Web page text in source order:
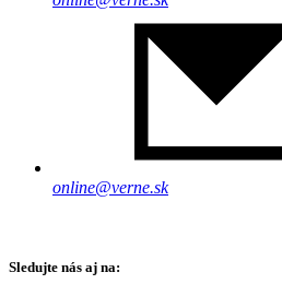
online@verne.sk
Sledujte nás aj na: